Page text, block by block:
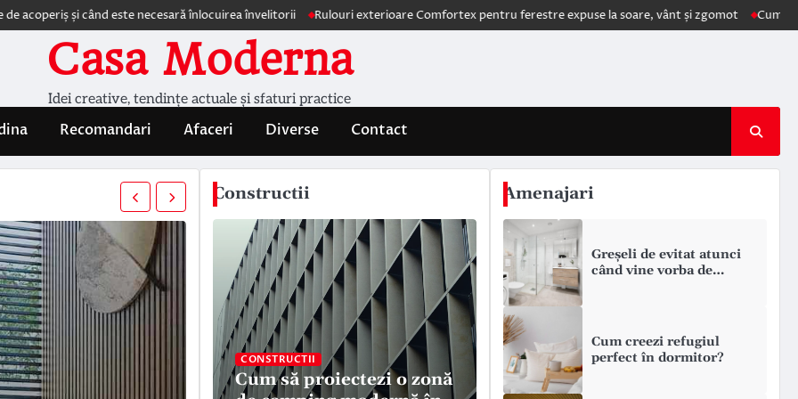
când este necesară înlocuirea învelitorii Rulouri exterioare Comfortex pentru ferestre expuse la soare, vânt și zgomot Cum schimbă AI
Casa Moderna
Idei creative, tendințe actuale și sfaturi practice
Recomandari Afaceri Diverse Contact
Constructii
CONSTRUCTII
Cum să proiectezi o zonă
Amenajari
Greșeli de evitat atunci
când vine vorba de
Cum creezi refugiul
perfect în dormitor?